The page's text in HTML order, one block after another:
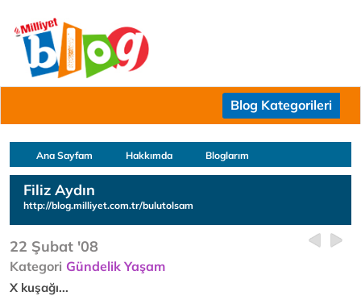
Blog Kategorileri
Ana Sayfam Hakkımda Bloglarım
Filiz Aydın
http://blog.milliyet.com.tr/bulutolsam
22 Şubat '08
Kategori Gündelik Yaşam
X kuşağı...